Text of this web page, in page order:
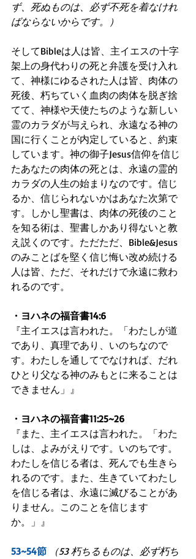
ず、死ぬものは、必ず不死を着なけれ
ばならないからです。）
そしてBibleは人は皆、主イエスの十字
架上の身代わりの死と弁護を受け入れ
て、神様にゆるされた人は皆、肉体の
死後、朽ちていく血肉の肉体を脱ぎ捨
てて、神様や天使たちのような新しい
霊のカラダが与えられ、永遠なる神の
国に行くことが内定していると、約束
しています。神の御子Jesus信仰を信じ
たあなたの肉体の死とは、永遠の霊的
カラダの人生の始まりなのです。信じ
るか、信じられないかはあなた次第で
す。しかし聖書は、肉体の死後のこと
を知る術は、聖書しかあり得ないと教
え説くのです。ただただ、Bible&Jesus
のみことばを堅く信じ悔い改め続ける
人は皆、ただ、それだけで永遠に救わ
れるのです。
・ヨハネの福音書14:6
『主イエスは言われた。「わたしが道
であり、真理であり、いのちなので
す。わたしを通してでなければ、だれ
ひとり父なる神のみもとに来ることは
できません」』
・ヨハネの福音書11:25~26
『また、主イエスは言われた。「わた
しは、よみがえりです。いのちです。
わたしを信じる者は、死んでも生きら
れるのです。また、生きていてわたし
を信じる者は、永遠に滅びることがあ
りません。このことを信じます
か。」』
53~54節
（53 朽ちるものは、必ず朽ち